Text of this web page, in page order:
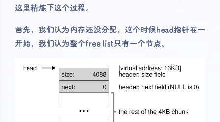
这里精炼下这个过程。
首先，我们认为内存还没分配，这个时候head指针在一
开始，我们认为整个free list只有一个节点。